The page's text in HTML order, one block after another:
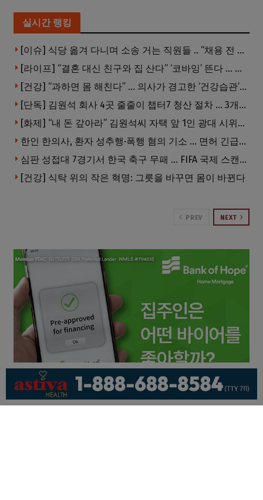
실시간 랭킹
[이슈] 식당 옮겨 다니며 소송 거는 직원들 .. “채용 전 반드시 확인해야”
[라이프] “결혼 대신 친구와 집 산다” ‘코바잉’ 뜬다 … 내 집 마련 공식 바뀌었다
[건강] “과하면 몸 해친다” … 의사가 경고한 ‘건강습관’ 5가지
[단독] 김원석 회사 4곳 줄줄이 챕터7 청산 절차 … 3개 법인 같은 날 동시 파산 신청
[화제] “내 돈 갚아라” 김원석씨 자택 앞 1인 광대 시위 … 한인 투자사, “108만 달러 못받아”
한인 한의사, 환자 성추행·폭행 혐의 기소 … 면허 긴급정지
심판 성접대 7경기서 한국 축구 무패 … FIFA 국제 스캔들 번지나
[건강] 식탁 위의 작은 혁명: 그릇을 바꾸면 몸이 바뀐다
PREV NEXT